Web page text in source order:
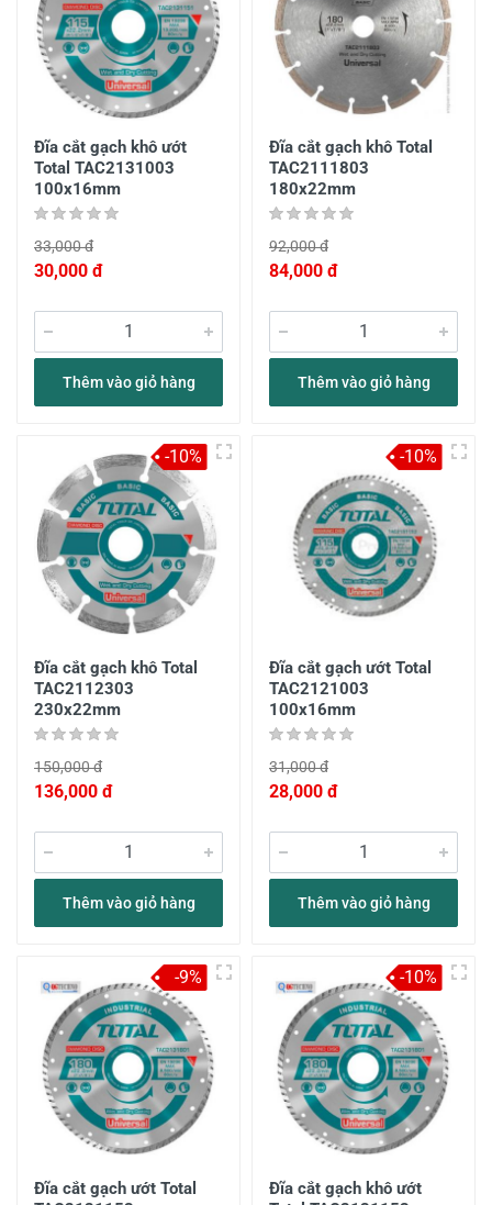
Đĩa cắt gạch khô ướt
Total TAC2131003
100x16mm
33,000 đ
30,000 đ
Thêm vào giỏ hàng
Đĩa cắt gạch khô Total
TAC2111803
180x22mm
92,000 đ
84,000 đ
Thêm vào giỏ hàng
Đĩa cắt gạch khô Total
TAC2112303
230x22mm
150,000 đ
136,000 đ
Thêm vào giỏ hàng
-10%
Đĩa cắt gạch ướt Total
TAC2121003
100x16mm
31,000 đ
28,000 đ
Thêm vào giỏ hàng
-10%
Đĩa cắt gạch ướt Total
-9%
Đĩa cắt gạch khô ướt
-10%